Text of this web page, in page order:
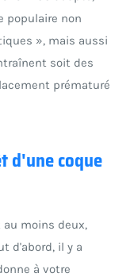
populaire non
», mais aussi
soit des
prématuré
d'une coque
moins deux,
d'abord, il y a
à votre